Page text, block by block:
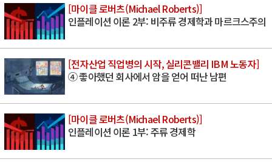
[마이클 로버츠(Michael Roberts)]
인플레이션 이론 2부: 비주류 경제학과 마르크스주의
[전자산업 직업병의 시작, 실리콘밸리 IBM 노동자]
④ 좋아했던 회사에서 암을 얻어 떠난 남편
[마이클 로버츠(Michael Roberts)]
인플레이션 이론 1부: 주류 경제학